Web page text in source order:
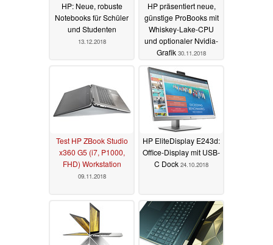
HP: Neue, robuste
Notebooks für Schüler
und Studenten
13.12.2018
HP präsentiert neue,
günstige ProBooks mit
Whiskey-Lake-CPU
und optionaler Nvidia-
Grafik 30.11.2018
Test HP ZBook Studio
x360 G5 (i7, P1000,
FHD) Workstation
09.11.2018
HP EliteDisplay E243d:
Office-Display mit USB-
C Dock 24.10.2018